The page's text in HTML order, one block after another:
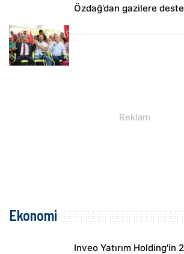
Özdağ’dan gazilere
Ekonomi
Inveo Yatırım Holding'in